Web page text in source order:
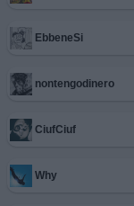
EbbeneSi
nontengodinero
CiufCiuf
Why